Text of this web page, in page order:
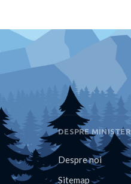
DESPRE MINISTER
Despre noi
Sitemap